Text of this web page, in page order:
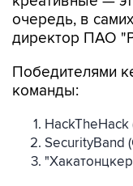
очередь, в
директор ПАО
Победителями
команды:
HackTheHack
SecurityBand